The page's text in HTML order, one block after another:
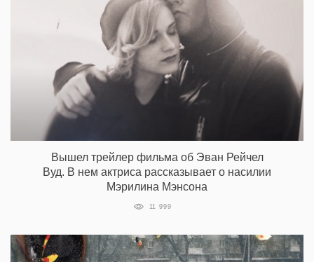
Вышел трейлер фильма об Эван Рейчел
Вуд. В нем актриса рассказывает о насилии
Мэрилина Мэнсона
11 999